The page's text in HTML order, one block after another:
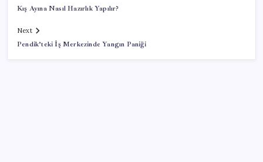
Kış Ayına Nasıl Hazırlık Yapılır?
Next
Pendik’teki İş Merkezinde Yangın Paniği